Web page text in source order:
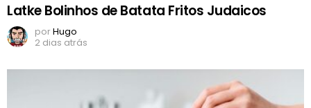
Latke Bolinhos de Batata Fritos Judaicos
porHugo
2 dias atrás